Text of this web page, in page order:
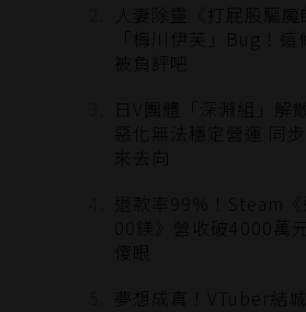
人妻除靈《打屁股驅
「梅川伊芙」Bug！這
被負評吧
日V團體「深淵組」解
惡化無法穩定營運 同
來去向
退款率99%！Steam《
00鎂》營收破4000萬
傻眼
夢想成真！VTuber結